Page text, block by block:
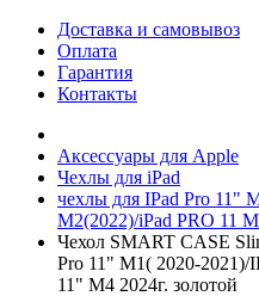
Доставка и самовывоз
Оплата
Гарантия
Контакты
Аксессуары для Apple
Чехлы для iPad
чехлы для IPad Pro 11"
М2(2022)/iPad PRO 11
Чехол SMART CASE
Pro 11" М1( 2020-2021)/
11" M4 2024г. золотой